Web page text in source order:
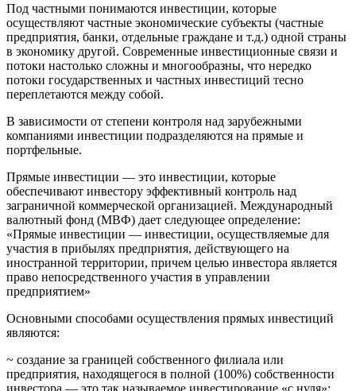
Под частными понимаются инвестиции, которые
осуществляют частные экономические субъекты (частные
предприятия, банки, отдельные граждане и т.д.) одной страны
в экономику другой. Современные инвестиционные связи и
потоки настолько сложны и многообразны, что нередко
потоки государственных и частных инвестиций тесно
переплетаются между собой.
В зависимости от степени контроля над зарубежными
компаниями инвестиции подразделяются на прямые и
портфельные.
Прямые инвестиции — это инвестиции, которые
обеспечивают инвестору эффективный контроль над
заграничной коммерческой организацией. Международный
валютный фонд (МВФ) дает следующее определение:
«Прямые инвестиции — инвестиции, осуществляемые для
участия в прибылях предприятия, действующего на
иностранной территории, причем целью инвестора является
право непосредственного участия в управлении
предприятием»
Основными способами осуществления прямых инвестиций
являются:
~ создание за границей собственного филиала или
предприятия, находящегося в полной (100%) собственности
инвестора — это так называемое инвестирование «с нуля»;